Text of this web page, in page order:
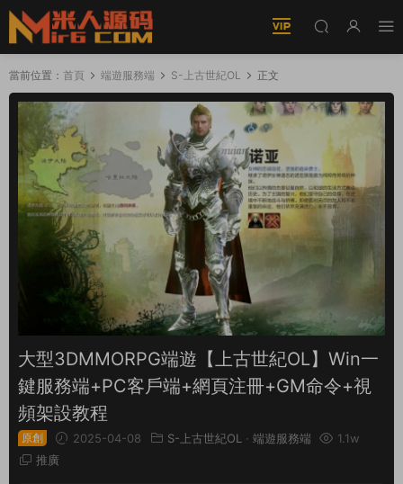
當前位置： 首頁 端遊服務端 S-上古世紀OL 正文
大型3DMMORPG端遊【上古世紀OL】Win一
鍵服務端+PC客戶端+網頁注冊+GM命令+視
頻架設教程
原創 2025-04-08 S-上古世紀OL · 端遊服務端
1.1w
推廣